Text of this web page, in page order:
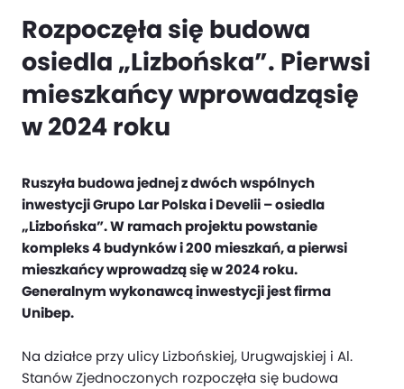
Rozpoczęła się budowa
osiedla „Lizbońska”. Pierwsi
mieszkańcy wprowadząsię
w 2024 roku
Ruszyła budowa jednej z dwóch wspólnych
inwestycji Grupo Lar Polska i Develii – osiedla
„Lizbońska”. W ramach projektu powstanie
kompleks 4 budynków i 200 mieszkań, a pierwsi
mieszkańcy wprowadzą się w 2024 roku.
Generalnym wykonawcą inwestycji jest firma
Unibep.
Na działce przy ulicy Lizbońskiej, Urugwajskiej i Al.
Stanów Zjednoczonych rozpoczęła się budowa